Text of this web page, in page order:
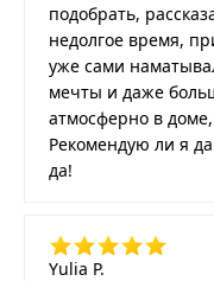
подобрать,
недолгое время,
уже сами
мечты и даже
атмосферно в
Рекомендую ли я
да!
Yulia P.